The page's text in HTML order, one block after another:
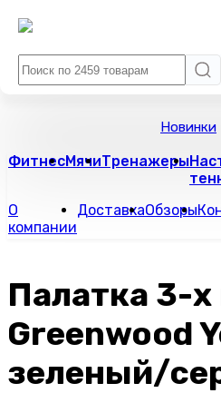
Новинки
ФитнесМячиТренажеры
О
компании
ДоставкаОбзоры
Палатка 3-х
Greenwood
зеленый/